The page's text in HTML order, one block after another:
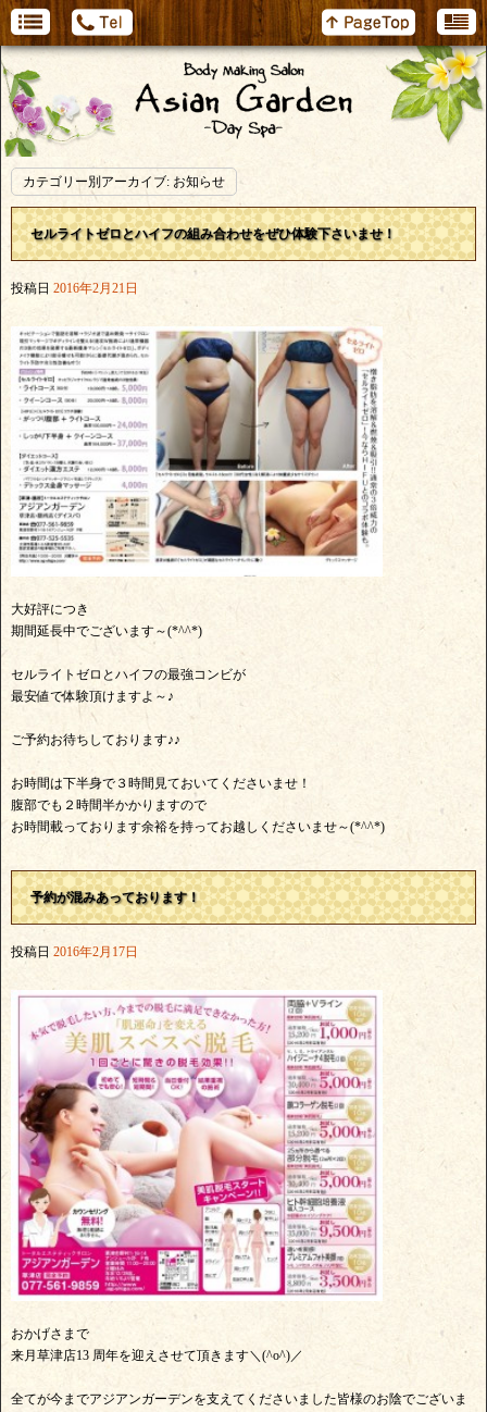
カテゴリー別アーカイブ: お知らせ
セルライトゼロとハイフの組み合わせをぜひ体験下さいませ！
投稿日 2016年2月21日
大好評につき
期間延長中でございます～(*^^*)
セルライトゼロとハイフの最強コンビが
最安値で体験頂けますよ～♪
ご予約お待ちしております♪♪
お時間は下半身で３時間見ておいてくださいませ！
腹部でも２時間半かかりますので
お時間載っております余裕を持ってお越しくださいませ～(*^^*)
予約が混みあっております！
投稿日 2016年2月17日
おかげさまで
来月草津店13 周年を迎えさせて頂きます＼(^o^)／
全てが今までアジアンガーデンを支えてくださいました皆様のお陰でございま